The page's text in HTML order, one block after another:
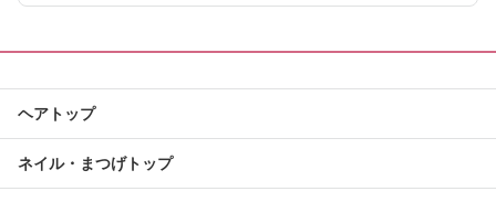
ヘアトップ
ネイル・まつげトップ